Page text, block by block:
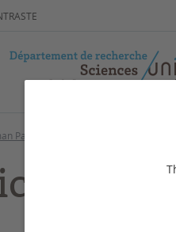
Past Ecole